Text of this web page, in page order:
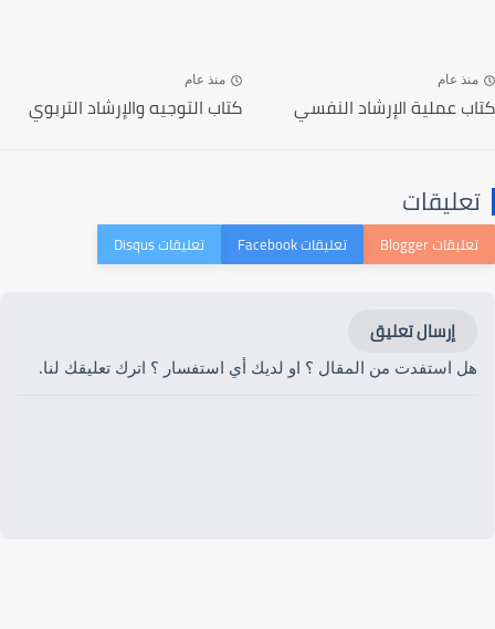
منذ عام
كتاب عملية الإرشاد النفسي
منذ عام
كتاب التوجيه والإرشاد التربوي
تعليقات
إرسال تعليق
هل استفدت من المقال ؟ او لديك أي استفسار ؟ اترك تعليقك لنا.